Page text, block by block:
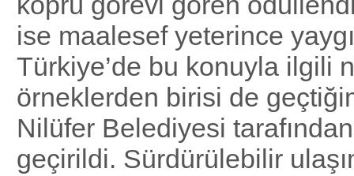
ise maalesef yeterince
Türkiye’de bu konuyla ilgili
örneklerden birisi de
Nilüfer Belediyesi
geçirildi. Sürdürülebilir